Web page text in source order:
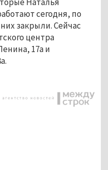
сегодня, по
закрыли. Сейчас
центра
17а и